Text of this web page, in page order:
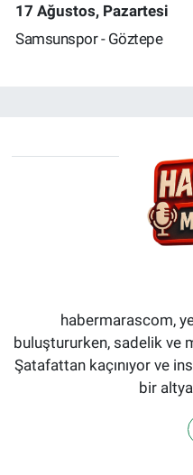
17 Ağustos, Pazartesi
Samsunspor - Göztepe
habermarascom,
buluştururken, sadelik ve
Şatafattan kaçınıyor ve
bir